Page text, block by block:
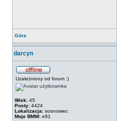
Góra
darcyn
Uzależniony od forum :)
Wiek: 45
Posty: 4424
Lokalizacja: sosnowiec
Moje BMW: e91